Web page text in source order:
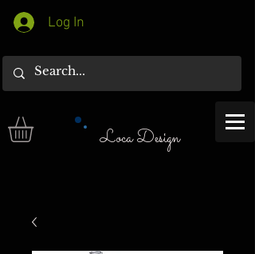
Log In
Loca Design